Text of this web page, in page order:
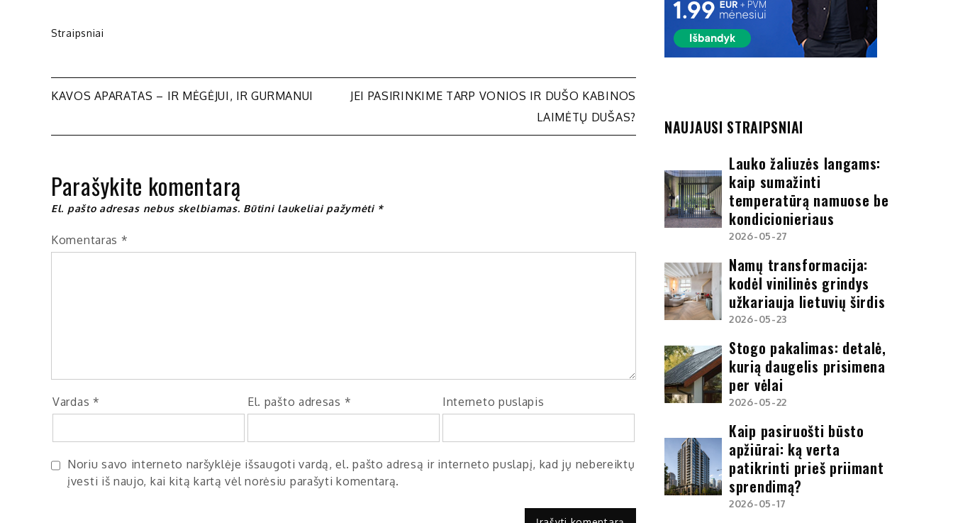
Straipsniai
Navigacija
tarp
įrašų
KAVOS APARATAS – IR MĖGĖJUI, IR GURMANUI
JEI PASIRINKIME TARP VONIOS IR DUŠO KABINOS
LAIMĖTŲ DUŠAS?
Parašykite komentarą
El. pašto adresas nebus skelbiamas. Būtini laukeliai pažymėti *
Komentaras *
Vardas * El. pašto adresas * Interneto puslapis
Noriu savo interneto naršyklėje išsaugoti vardą, el. pašto adresą ir interneto puslapį, kad jų nebereiktų
įvesti iš naujo, kai kitą kartą vėl norėsiu parašyti komentarą.
NAUJAUSI STRAIPSNIAI
Lauko žaliuzės langams:
kaip sumažinti
temperatūrą namuose be
kondicionieriaus
2026-05-27
Namų transformacija:
kodėl vinilinės grindys
užkariauja lietuvių širdis
2026-05-23
Stogo pakalimas: detalė,
kurią daugelis prisimena
per vėlai
2026-05-22
Kaip pasiruošti būsto
apžiūrai: ką verta
patikrinti prieš priimant
sprendimą?
2026-05-17